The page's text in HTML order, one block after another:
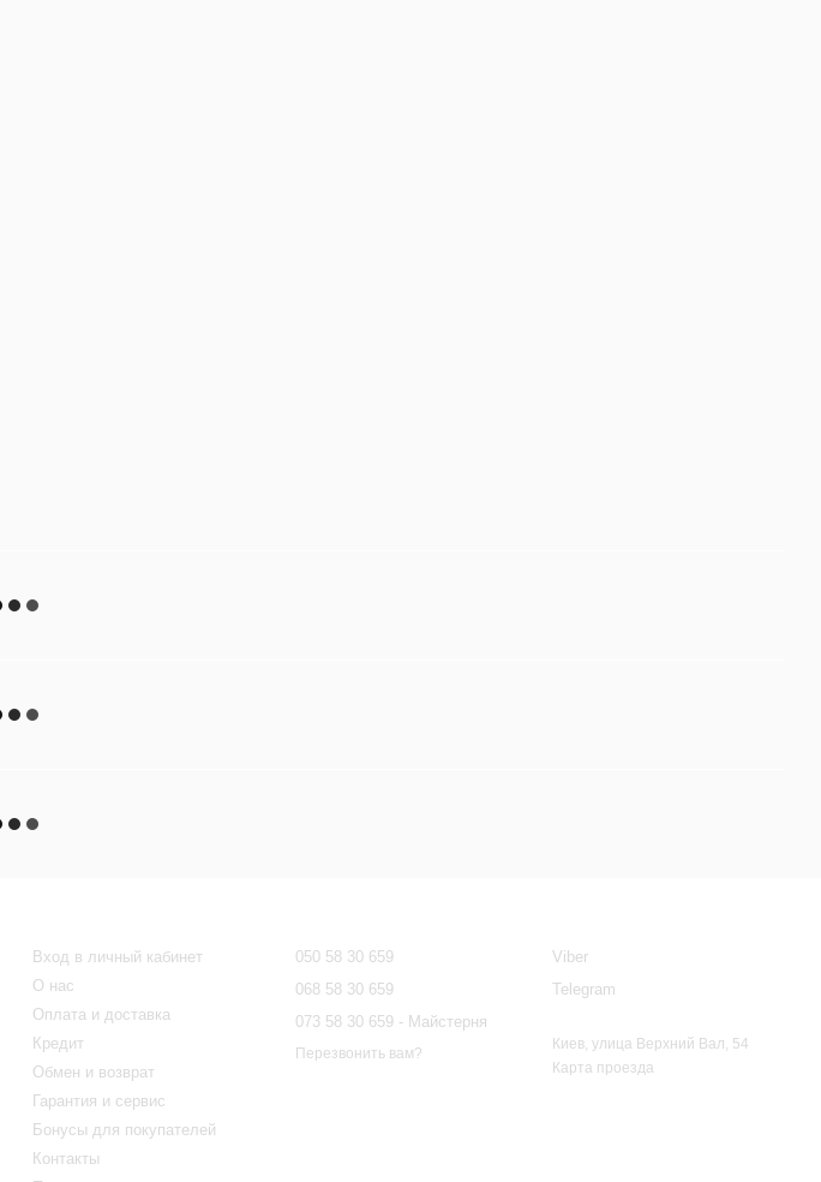
Вход в личный кабинет
О нас
Оплата и доставка
Кредит
Обмен и возврат
Гарантия и сервис
Бонусы для покупателей
Контакты
050 58 30 659
068 58 30 659
073 58 30 659 - Майстерня
Перезвонить вам?
Viber
Telegram
Киев, улица Верхний Вал, 54
Карта проезда